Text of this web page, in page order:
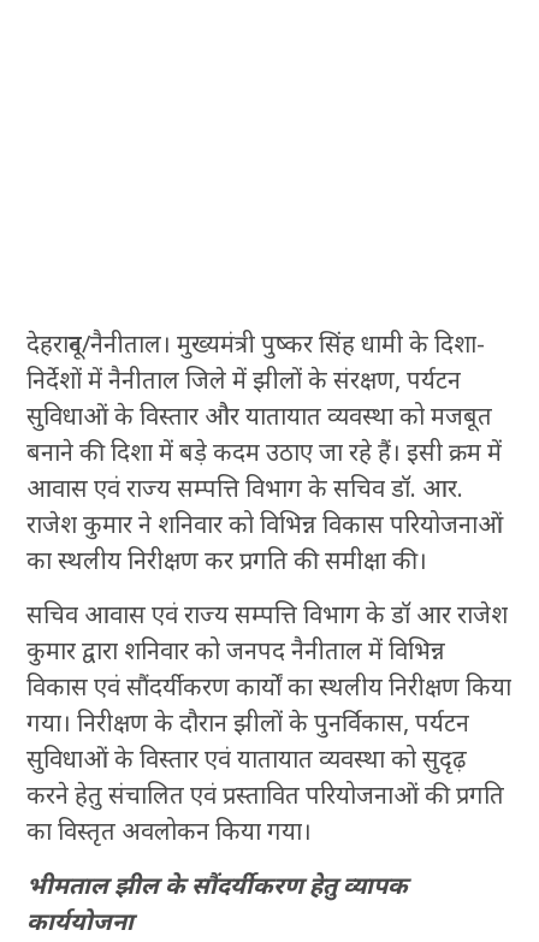
देहरादून/नैनीताल। मुख्यमंत्री पुष्कर सिंह धामी के दिशा-
निर्देशों में नैनीताल जिले में झीलों के संरक्षण, पर्यटन
सुविधाओं के विस्तार और यातायात व्यवस्था को मजबूत
बनाने की दिशा में बड़े कदम उठाए जा रहे हैं। इसी क्रम में
आवास एवं राज्य सम्पत्ति विभाग के सचिव डॉ. आर.
राजेश कुमार ने शनिवार को विभिन्न विकास परियोजनाओं
का स्थलीय निरीक्षण कर प्रगति की समीक्षा की।
सचिव आवास एवं राज्य सम्पत्ति विभाग के डॉ आर राजेश
कुमार द्वारा शनिवार को जनपद नैनीताल में विभिन्न
विकास एवं सौंदर्यीकरण कार्यों का स्थलीय निरीक्षण किया
गया। निरीक्षण के दौरान झीलों के पुनर्विकास, पर्यटन
सुविधाओं के विस्तार एवं यातायात व्यवस्था को सुदृढ़
करने हेतु संचालित एवं प्रस्तावित परियोजनाओं की प्रगति
का विस्तृत अवलोकन किया गया।
भीमताल झील के सौंदर्यीकरण हेतु व्यापक
कार्ययोजना